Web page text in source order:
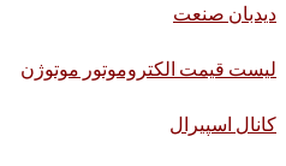
دیدبان صنعت
لیست قیمت الکتروموتور موتوژن
کانال اسپیرال